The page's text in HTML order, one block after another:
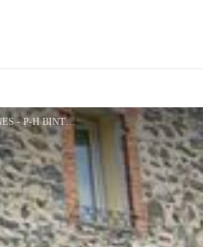
LES MIMOSAS - PRUGNANES - P-H BINTEIN